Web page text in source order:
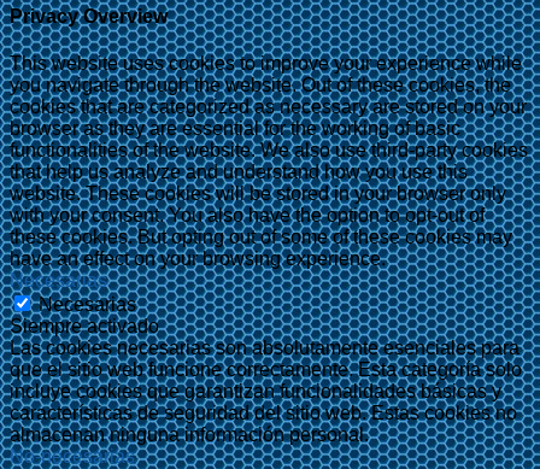
Privacy Overview
This website uses cookies to improve your experience while
you navigate through the website. Out of these cookies, the
cookies that are categorized as necessary are stored on your
browser as they are essential for the working of basic
functionalities of the website. We also use third-party cookies
that help us analyze and understand how you use this
website. These cookies will be stored in your browser only
with your consent. You also have the option to opt-out of
these cookies. But opting out of some of these cookies may
have an effect on your browsing experience.
Necesarias
Necesarias
Siempre activado
Las cookies necesarias son absolutamente esenciales para
que el sitio web funcione correctamente. Esta categoría solo
incluye cookies que garantizan funcionalidades básicas y
características de seguridad del sitio web. Estas cookies no
almacenan ninguna información personal.
No-necesarias